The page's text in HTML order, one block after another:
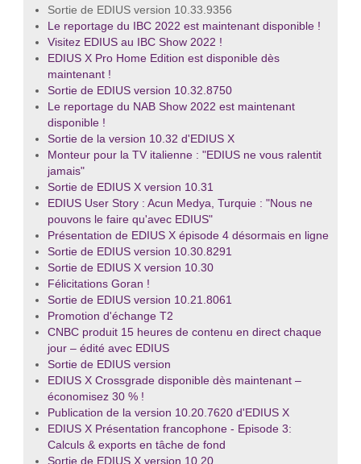
Sortie de EDIUS version 10.33.9356
Le reportage du IBC 2022 est maintenant disponible !
Visitez EDIUS au IBC Show 2022 !
EDIUS X Pro Home Edition est disponible dès
maintenant !
Sortie de EDIUS version 10.32.8750
Le reportage du NAB Show 2022 est maintenant
disponible !
Sortie de la version 10.32 d'EDIUS X
Monteur pour la TV italienne : "EDIUS ne vous ralentit
jamais"
Sortie de EDIUS X version 10.31
EDIUS User Story : Acun Medya, Turquie : "Nous ne
pouvons le faire qu'avec EDIUS"
Présentation de EDIUS X épisode 4 désormais en ligne
Sortie de EDIUS version 10.30.8291
Sortie de EDIUS X version 10.30
Félicitations Goran !
Sortie de EDIUS version 10.21.8061
Promotion d'échange T2
CNBC produit 15 heures de contenu en direct chaque
jour – édité avec EDIUS
Sortie de EDIUS version
EDIUS X Crossgrade disponible dès maintenant –
économisez 30 % !
Publication de la version 10.20.7620 d'EDIUS X
EDIUS X Présentation francophone - Episode 3:
Calculs & exports en tâche de fond
Sortie de EDIUS X version 10.20